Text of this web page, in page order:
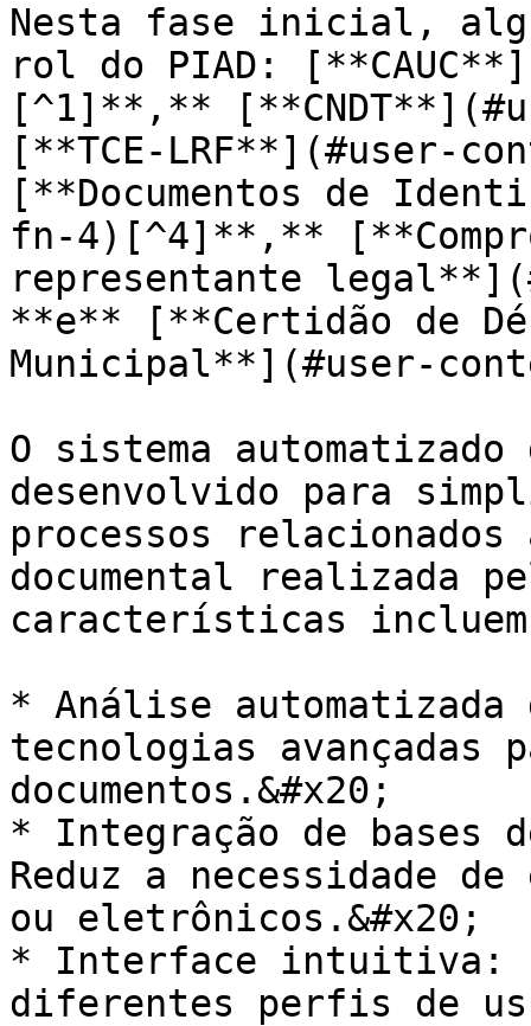
Nesta fase inicial,
rol do PIAD:
[^1]**,**
[**TCE-LRF**](#user-
[**Documentos de
fn-4)[^4]**,**
representante
**e** [**Certidão de
Municipal**](#user-
O sistema automatizado
desenvolvido para
processos
documental realizada
características
* Análise
tecnologias avançadas
documentos.&#x20;
* Integração de bases
Reduz a necessidade
ou eletrônicos.&#x20;
* Interface intuitiva:
diferentes perfis de